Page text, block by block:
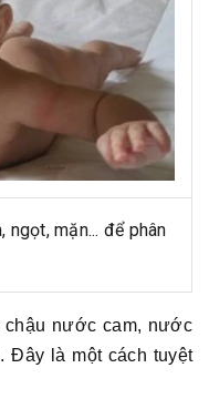
ngọt, mặn... để phân
chậu nước cam, nước
Đây là một cách tuyệt